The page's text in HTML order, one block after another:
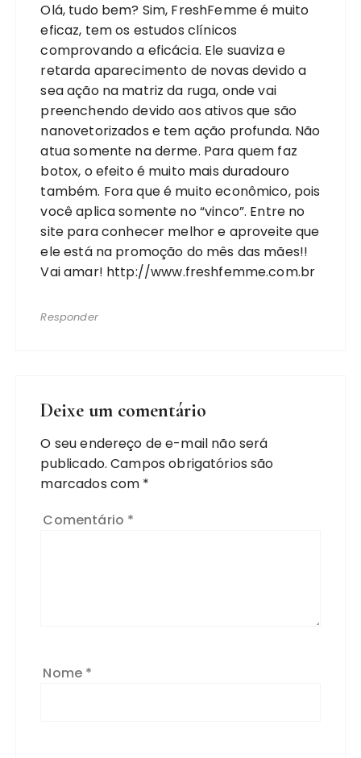
Olá, tudo bem? Sim, FreshFemme é muito
eficaz, tem os estudos clínicos
comprovando a eficácia. Ele suaviza e
retarda aparecimento de novas devido a
sea ação na matriz da ruga, onde vai
preenchendo devido aos ativos que são
nanovetorizados e tem ação profunda. Não
atua somente na derme. Para quem faz
botox, o efeito é muito mais duradouro
também. Fora que é muito econômico, pois
você aplica somente no “vinco”. Entre no
site para conhecer melhor e aproveite que
ele está na promoção do mês das mães!!
Vai amar! http://www.freshfemme.com.br
Responder
Deixe um comentário
O seu endereço de e-mail não será
publicado. Campos obrigatórios são
marcados com *
Comentário *
Nome *